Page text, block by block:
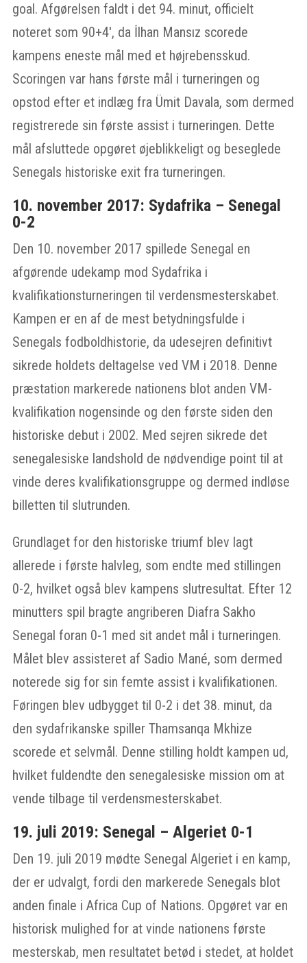
goal. Afgørelsen faldt i det 94. minut, officielt
noteret som 90+4′, da İlhan Mansız scorede
kampens eneste mål med et højrebensskud.
Scoringen var hans første mål i turneringen og
opstod efter et indlæg fra Ümit Davala, som dermed
registrerede sin første assist i turneringen. Dette
mål afsluttede opgøret øjeblikkeligt og beseglede
Senegals historiske exit fra turneringen.
10. november 2017: Sydafrika – Senegal
0-2
Den 10. november 2017 spillede Senegal en
afgørende udekamp mod Sydafrika i
kvalifikationsturneringen til verdensmesterskabet.
Kampen er en af de mest betydningsfulde i
Senegals fodboldhistorie, da udesejren definitivt
sikrede holdets deltagelse ved VM i 2018. Denne
præstation markerede nationens blot anden VM-
kvalifikation nogensinde og den første siden den
historiske debut i 2002. Med sejren sikrede det
senegalesiske landshold de nødvendige point til at
vinde deres kvalifikationsgruppe og dermed indløse
billetten til slutrunden.
Grundlaget for den historiske triumf blev lagt
allerede i første halvleg, som endte med stillingen
0-2, hvilket også blev kampens slutresultat. Efter 12
minutters spil bragte angriberen Diafra Sakho
Senegal foran 0-1 med sit andet mål i turneringen.
Målet blev assisteret af Sadio Mané, som dermed
noterede sig for sin femte assist i kvalifikationen.
Føringen blev udbygget til 0-2 i det 38. minut, da
den sydafrikanske spiller Thamsanqa Mkhize
scorede et selvmål. Denne stilling holdt kampen ud,
hvilket fuldendte den senegalesiske mission om at
vende tilbage til verdensmesterskabet.
19. juli 2019: Senegal – Algeriet 0-1
Den 19. juli 2019 mødte Senegal Algeriet i en kamp,
der er udvalgt, fordi den markerede Senegals blot
anden finale i Africa Cup of Nations. Opgøret var en
historisk mulighed for at vinde nationens første
mesterskab, men resultatet betød i stedet, at holdet